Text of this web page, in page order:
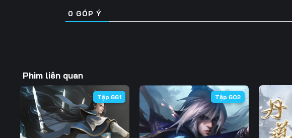
0 GÓP Ý
Phim liên quan
Tập 661 Tập 602